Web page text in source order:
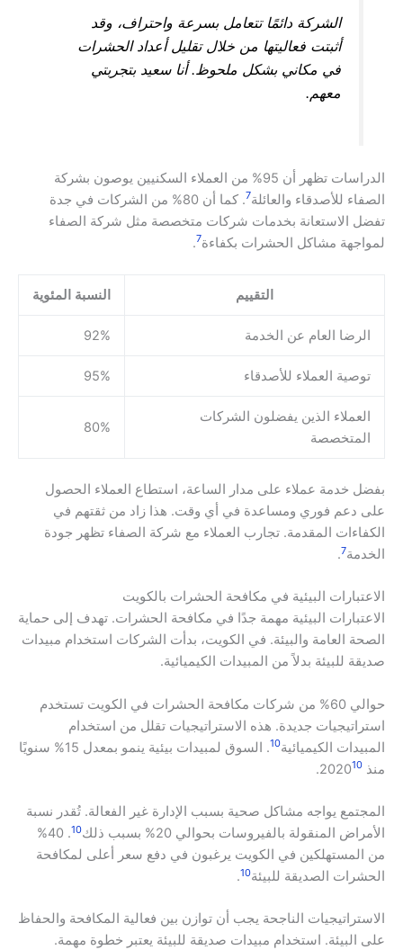
الشركة دائمًا تتعامل بسرعة واحتراف، وقد
أثبتت فعاليتها من خلال تقليل أعداد الحشرات
في مكاني بشكل ملحوظ. أنا سعيد بتجربتي
معهم.
الدراسات تظهر أن 95% من العملاء السكنيين يوصون بشركة
الصفاء للأصدقاء والعائلة7
. كما أن 80% من الشركات في جدة
تفضل الاستعانة بخدمات شركات متخصصة مثل شركة الصفاء
لمواجهة مشاكل الحشرات بكفاءة7
.
التقييم النسبة المئوية
الرضا العام عن الخدمة 92%
توصية العملاء للأصدقاء 95%
العملاء الذين يفضلون الشركات
المتخصصة
80%
بفضل خدمة عملاء على مدار الساعة، استطاع العملاء الحصول
على دعم فوري ومساعدة في أي وقت. هذا زاد من ثقتهم في
الكفاءات المقدمة. تجارب العملاء مع شركة الصفاء تظهر جودة
الخدمة7
.
الاعتبارات البيئية في مكافحة الحشرات بالكويت
الاعتبارات البيئية مهمة جدًا في مكافحة الحشرات. تهدف إلى حماية
الصحة العامة والبيئة. في الكويت، بدأت الشركات استخدام مبيدات
صديقة للبيئة بدلاً من المبيدات الكيميائية.
حوالي 60% من شركات مكافحة الحشرات في الكويت تستخدم
استراتيجيات جديدة. هذه الاستراتيجيات تقلل من استخدام
المبيدات الكيميائية10
. السوق لمبيدات بيئية ينمو بمعدل 15% سنويًا
منذ 2020 10
.
المجتمع يواجه مشاكل صحية بسبب الإدارة غير الفعالة. تُقدر نسبة
الأمراض المنقولة بالفيروسات بحوالي 20% بسبب ذلك
10
. 40%
من المستهلكين في الكويت يرغبون في دفع سعر أعلى لمكافحة
الحشرات الصديقة للبيئة10
.
الاستراتيجيات الناجحة يجب أن توازن بين فعالية المكافحة والحفاظ
على البيئة. استخدام مبيدات صديقة للبيئة يعتبر خطوة مهمة.